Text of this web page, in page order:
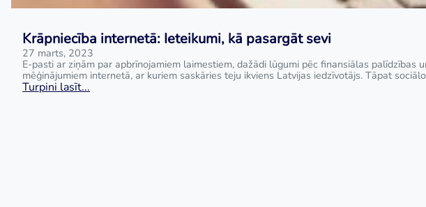
Krāpniecība internetā: Ieteikumi, kā pasargāt sevi
27 marts, 2023
E-pasti ar ziņām par apbrīnojamiem laimestiem, dažādi lūgumi pēc finansiālas
mēģinājumiem internetā, ar kuriem saskāries teju ikviens Latvijas iedzīvotājs. Tāpat
Turpini lasīt...